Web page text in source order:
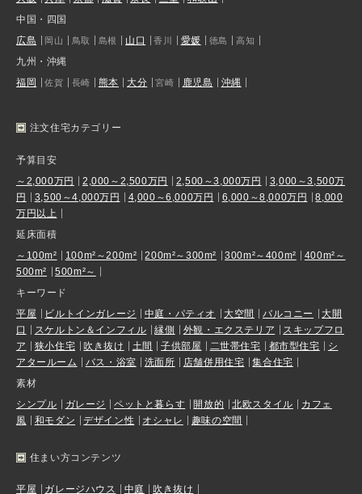
中国・四国
広島
岡山 鳥取 島根 山口 香川 愛媛 徳島 高知
九州・沖縄
福岡
佐賀 長崎 熊本 大分 宮崎 鹿児島 沖縄
注文住宅カテゴリー
予算目安
～2,000万円
2,000～2,500万円 2,500～3,000万円
3,000～3,500万
円
3,500～4,000万円 4,000～6,000万円 6,000～8,000万円
8,000
万円以上
延床面積
～100m²
100m²～200m² 200m²～300m² 300m²～400m²
400m²～
500m²
500m²～
キーワード
平屋
ビルトインガレージ 中庭・パティオ 大空間 バルコニー
大開
口
スケルトン＆インフィル 縁側 外観・エクステリア
スキップフロ
ア
狭小住宅 吹き抜け 土間 子供部屋 二世帯住宅 都市型住宅
シ
アタールーム
バス・浴室 洗面所 店舗併用住宅
集合住宅
素材
シンプル
ガレージ ペットと暮らす 開放的 北欧スタイル
カフェ
風
和モダン デザイン性 オシャレ 趣味の空間
住まい方コンテンツ
平屋 ガレージハウス 中庭 吹き抜け